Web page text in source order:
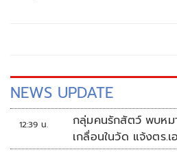
NEWS UPDATE
12:39 น.
กลุ่มคนรักสัตว์ พบหม
เกลื่อนในวัด แจ้งตร.